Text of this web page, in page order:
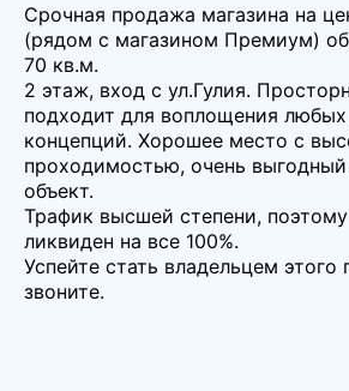
Срочная продажа магазина на
(рядом с магазином Премиум)
70 кв.м.
2 этаж, вход с ул.Гулия.
подходит для воплощения
концепций. Хорошее место с
проходимостью, очень
объект.
Трафик высшей степени,
ликвиден на все 100%.
Успейте стать владельцем
звоните.